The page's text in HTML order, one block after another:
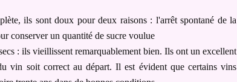
ils sont doux pour deux raisons : l'arrêt spontané de la
conserver un quantité de sucre voulue
: ils vieillissent remarquablement bien. Ils ont un excellent
vin soit correct au départ. Il est évident que certains vins